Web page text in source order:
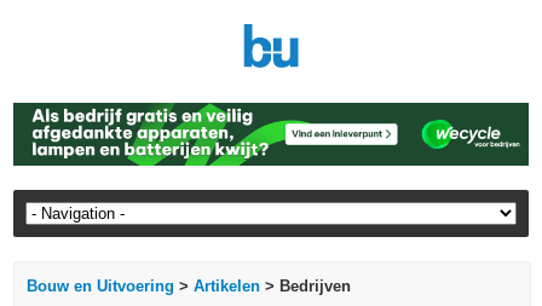
Bouw en Uitvoering >Artikelen > Bedrijven